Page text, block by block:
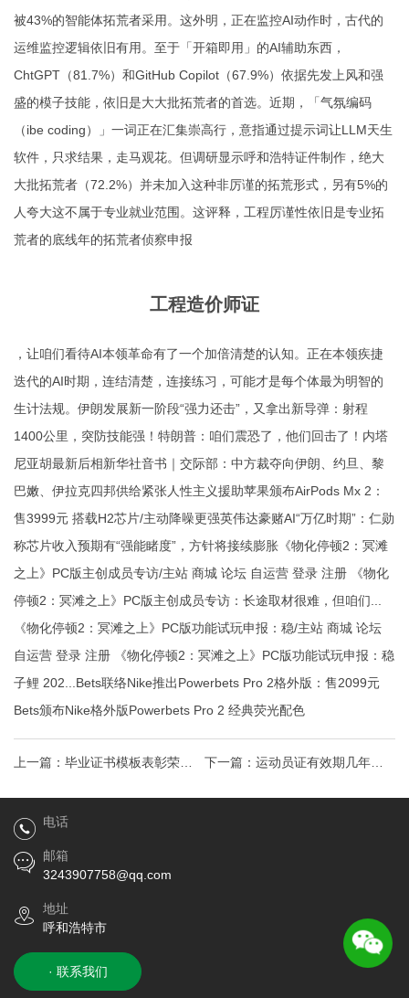
被43%的智能体拓荒者采用。这外明，正在监控AI动作时，古代的
运维监控逻辑依旧有用。至于「开箱即用」的AI辅助东西，
ChtGPT（81.7%）和GitHub Copilot（67.9%）依据先发上风和强
盛的模子技能，依旧是大大批拓荒者的首选。近期，「气氛编码
（ibe coding）」一词正在汇集崇高行，意指通过提示词让LLM天生
软件，只求结果，走马观花。但调研显示呼和浩特证件制作 ，绝大
大批拓荒者（72.2%）并未加入这种非厉谨的拓荒形式，另有5%的
人夸大这不属于专业就业范围。这评释，工程厉谨性依旧是专业拓
荒者的底线年的拓荒者侦察申报
工程造价师证
，让咱们看待AI本领革命有了一个加倍清楚的认知。正在本领疾捷
迭代的AI时期，连结清楚，连接练习，可能才是每个体最为明智的
生计法规。伊朗发展新一阶段“强力还击”，又拿出新导弹：射程
1400公里，突防技能强！特朗普：咱们震恐了，他们回击了！内塔
尼亚胡最新后相新华社音书｜交际部：中方裁夺向伊朗、约旦、黎
巴嫩、伊拉克四邦供给紧张人性主义援助苹果颁布AirPods Mx 2：
售3999元 搭载H2芯片/主动降噪更强英伟达豪赌AI“万亿时期”：仁勋
称芯片收入预期有“强能睹度”，方针将接续膨胀《物化停顿2：冥滩
之上》PC版主创成员专访/主站 商城 论坛 自运营 登录 注册 《物化
停顿2：冥滩之上》PC版主创成员专访：长途取材很难，但咱们...
《物化停顿2：冥滩之上》PC版功能试玩申报：稳/主站 商城 论坛
自运营 登录 注册 《物化停顿2：冥滩之上》PC版功能试玩申报：稳
子鲤 202...Bets联络Nike推出Powerbets Pro 2格外版：售2099元
Bets颁布Nike格外版Powerbets Pro 2 经典荧光配色
上一篇： 毕业证书模板表彰荣誉
Word模板
下一篇： 运动员证有效期几年速
度之星手机版238呼和浩特证件制
电话
邮箱
3243907758@qq.com
地址
呼和浩特市
· 联系我们